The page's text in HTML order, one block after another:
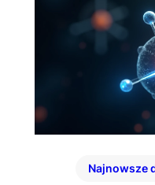
Najnowsze